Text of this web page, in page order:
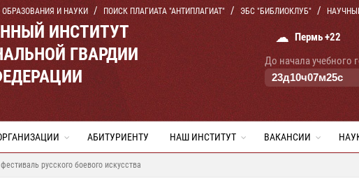
И НАУКИ ПОИСК ПЛАГИАТА "АНТИПЛАГИАТ" ЭБС "БИБЛИОКЛУБ"
ИНСТИТУТ
ГВАРДИИ
☁ Пермь +22
До начала учебного
23д10ч07м24с
АБИТУРИЕНТУ НАШ ИНСТИТУТ ВАКАНСИИ
русского боевого искусства